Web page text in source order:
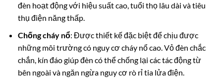
đèn hoạt động với hiệu suất cao, tuổi thọ lâu dài và tiêu
thụ điện năng thấp.
Chống cháy nổ: Được thiết kế đặc biệt để chịu được
những môi trường có nguy cơ cháy nổ cao. Vỏ đèn chắc
chắn, kín đáo giúp đèn có thể chống lại các tác động từ
bên ngoài và ngăn ngừa nguy cơ rò rỉ tia lửa điện.